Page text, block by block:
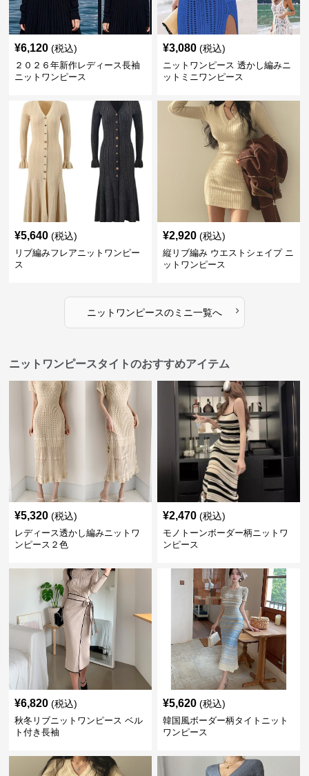
¥6,120 (税込)
２０２６年新作レディース長袖
ニットワンピース
¥3,080 (税込)
ニットワンピース 透かし編みニ
ットミニワンピース
¥5,640 (税込)
リブ編みフレアニットワンピー
ス
¥2,920 (税込)
縦リブ編み ウエストシェイプ ニ
ットワンピース
ニットワンピースのミニ一覧へ ›
ニットワンピースタイトのおすすめアイテム
¥5,320 (税込)
レディース透かし編みニットワ
ンピース２色
¥2,470 (税込)
モノトーンボーダー柄ニットワ
ンピース
¥6,820 (税込)
秋冬リブニットワンピース ベル
ト付き長袖
¥5,620 (税込)
韓国風ボーダー柄タイトニット
ワンピース